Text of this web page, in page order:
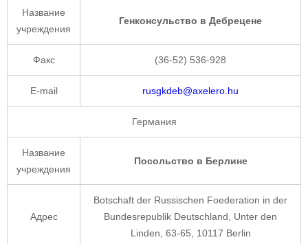
Название
учреждения
Генконсульство в Дебрецене
Факс (36-52) 536-928
E-mail rusgkdeb@axelero.hu
Германия
Название
учреждения
Посольство в Берлине
Адрес
Botschaft der Russischen Foederation in der
Bundesrepublik Deutschland, Unter den
Linden, 63-65, 10117 Berlin